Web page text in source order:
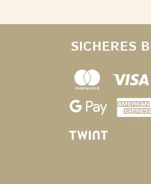
SICHERES